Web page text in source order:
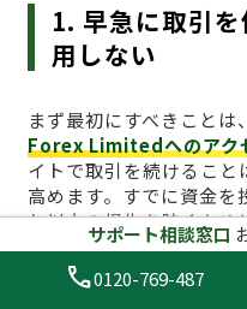
1. 早急に取引
用しない
まず最初にすべきことは、
Forex Limitedへのアク
イトで取引を続けること
高めます。すでに資金を
れ以上の損失を防ぐた
ラットフォームへのアク
です。ブラウザのキャ
イン情報も削除しておく
サポート相談窓口
call0120-769-487